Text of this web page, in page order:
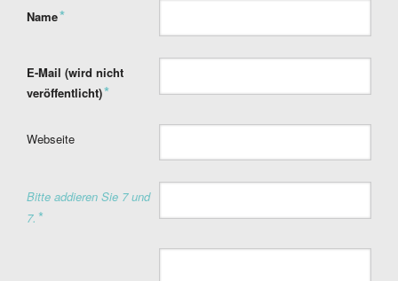
Pflichtfeld
Name*
Pflichtfeld
E-Mail (wird nicht
veröffentlicht)*
Webseite
Bitte addieren Sie 7 und
7. *